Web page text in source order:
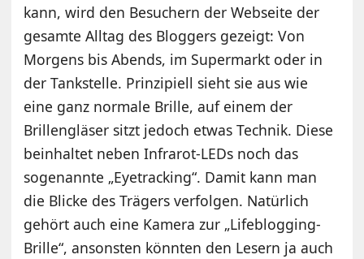
kann, wird den Besuchern der Webseite der
gesamte Alltag des Bloggers gezeigt: Von
Morgens bis Abends, im Supermarkt oder in
der Tankstelle. Prinzipiell sieht sie aus wie
eine ganz normale Brille, auf einem der
Brillengläser sitzt jedoch etwas Technik. Diese
beinhaltet neben Infrarot-LEDs noch das
sogenannte „Eyetracking“. Damit kann man
die Blicke des Trägers verfolgen. Natürlich
gehört auch eine Kamera zur „Lifeblogging-
Brille“, ansonsten könnten den Lesern ja auch